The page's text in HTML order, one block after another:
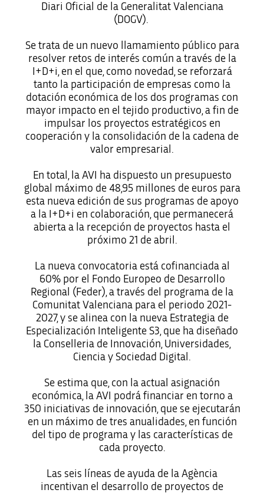
Diari Oficial de la Generalitat Valenciana
(DOGV).
Se trata de un nuevo llamamiento público para
resolver retos de interés común a través de la
I+D+i, en el que, como novedad, se reforzará
tanto la participación de empresas como la
dotación económica de los dos programas con
mayor impacto en el tejido productivo, a fin de
impulsar los proyectos estratégicos en
cooperación y la consolidación de la cadena de
valor empresarial.
En total, la AVI ha dispuesto un presupuesto
global máximo de 48,95 millones de euros para
esta nueva edición de sus programas de apoyo
a la I+D+i en colaboración, que permanecerá
abierta a la recepción de proyectos hasta el
próximo 21 de abril.
La nueva convocatoria está cofinanciada al
60% por el Fondo Europeo de Desarrollo
Regional (Feder), a través del programa de la
Comunitat Valenciana para el periodo 2021-
2027, y se alinea con la nueva Estrategia de
Especialización Inteligente S3, que ha diseñado
la Conselleria de Innovación, Universidades,
Ciencia y Sociedad Digital.
Se estima que, con la actual asignación
económica, la AVI podrá financiar en torno a
350 iniciativas de innovación, que se ejecutarán
en un máximo de tres anualidades, en función
del tipo de programa y las características de
cada proyecto.
Las seis líneas de ayuda de la Agència
incentivan el desarrollo de proyectos de